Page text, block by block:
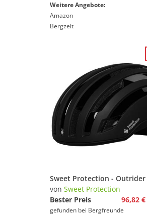
Weitere Angebote:
Amazon
Bergzeit
von Sweet Protection
Bester Preis
96,82 €
gefunden bei Bergfreunde